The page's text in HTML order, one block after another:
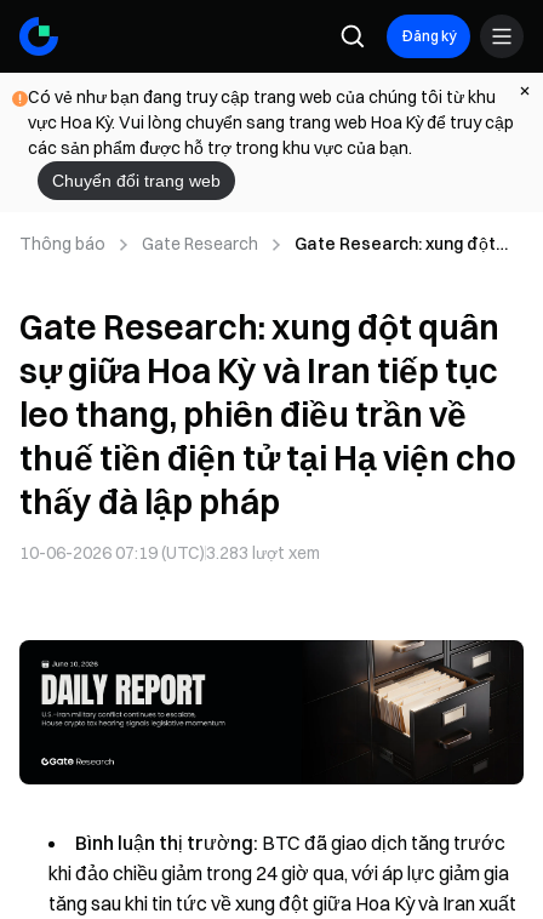
Đăng ký
Có vẻ như bạn đang truy cập trang web của chúng tôi từ khu
vực Hoa Kỳ. Vui lòng chuyển sang trang web Hoa Kỳ để truy cập
các sản phẩm được hỗ trợ trong khu vực của bạn.
Chuyển đổi trang web
Thông báo Gate Research
Gate Research: xung đột
điều trần về thuế tiền điện tử
tại Hạ viện cho thấy đà lập
pháp
Gate Research: xung đột quân
sự giữa Hoa Kỳ và Iran tiếp tục
leo thang, phiên điều trần về
thuế tiền điện tử tại Hạ viện cho
thấy đà lập pháp
10-06-2026 07:19 (UTC)3.283 lượt xem
Bình luận thị trường: BTC đã giao dịch tăng trước
khi đảo chiều giảm trong 24 giờ qua, với áp lực giảm gia
tăng sau khi tin tức về xung đột giữa Hoa Kỳ và Iran xuất